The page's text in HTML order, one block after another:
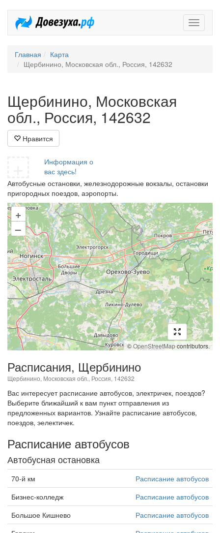
Главная
Карта
Щербинино, Московская обл., Россия, 142632
Щербинино, Московская
обл., Россия, 142632
Нравится
Информация о
вас здесь!
Автобусные остановки, железнодорожные вокзалы, остановки
пригородных поездов, аэропорты.
+
–
©OpenStreetMapcontributors.
Расписания, Щербинино
Щербинино, Московская обл., Россия, 142632
Вас интересует расписание автобусов, электричек, поездов?
Выберите ближайший к вам пункт отправления из
предложенных вариантов. Узнайте расписание автобусов,
поездов, эелектичек.
Расписание автобусов
Автобусная остановка
70-й км
Расписание автобусов
Бизнес-колледж
Расписание автобусов
Большое Кишнево
Расписание автобусов